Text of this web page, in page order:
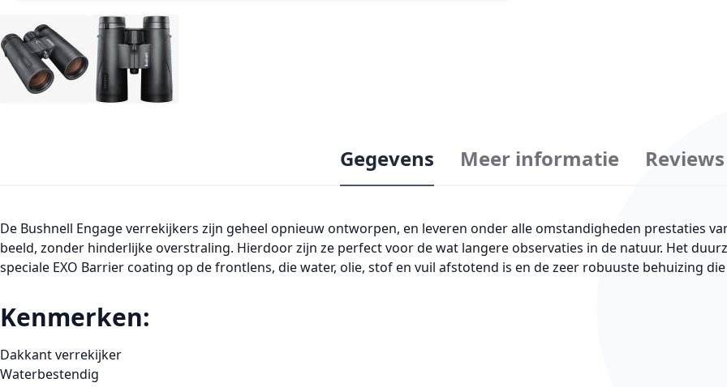
Gegevens
De Bushnell Engage verrekijkers zijn geheel opnieuw ontworpen, en leveren onder alle omstandigheden prestaties
beeld, zonder hinderlijke overstraling. Hierdoor zijn ze perfect voor de wat langere observaties in de natuur. Het
speciale EXO Barrier coating op de frontlens, die water, olie, stof en vuil afstotend is en de zeer robuuste behuizing
Kenmerken:
Dakkant verrekijker
Waterbestendig
Meer informatie Reviews